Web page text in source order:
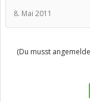
8. Mai 2011
(Du musst